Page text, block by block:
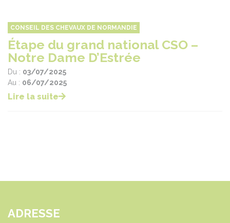
CONSEIL DES CHEVAUX DE NORMANDIE
Étape du grand national CSO –
Notre Dame D’Estrée
Du : 03/07/2025
Au : 06/07/2025
Lire la suite
ADRESSE